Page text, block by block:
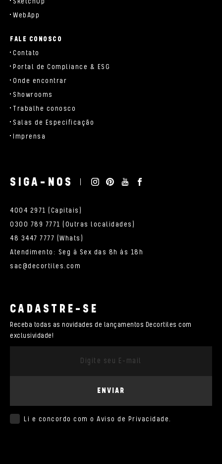
SketchUp
WebApp
FALE CONOSCO
Contato
Portal de Compliance & ESG
Onde encontrar
Showrooms
Trabalhe conosco
Salas de Especificação
Imprensa
SIGA-NOS
4004 2971 (Capitais)
0300 789 7771 (Outras localidades)
48 3447 7777 (Whats)
Atendimento: Seg à Sex das 8h às 18h
sac@decortiles.com
CADASTRE-SE
Receba todas as novidades de lançamentos Decortiles com
exclusividade!
ENVIAR
Li e concordo com o Aviso de Privacidade.